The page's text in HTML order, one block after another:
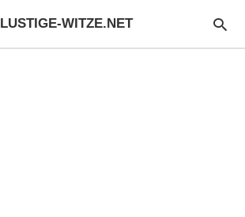
LUSTIGE-WITZE.NET